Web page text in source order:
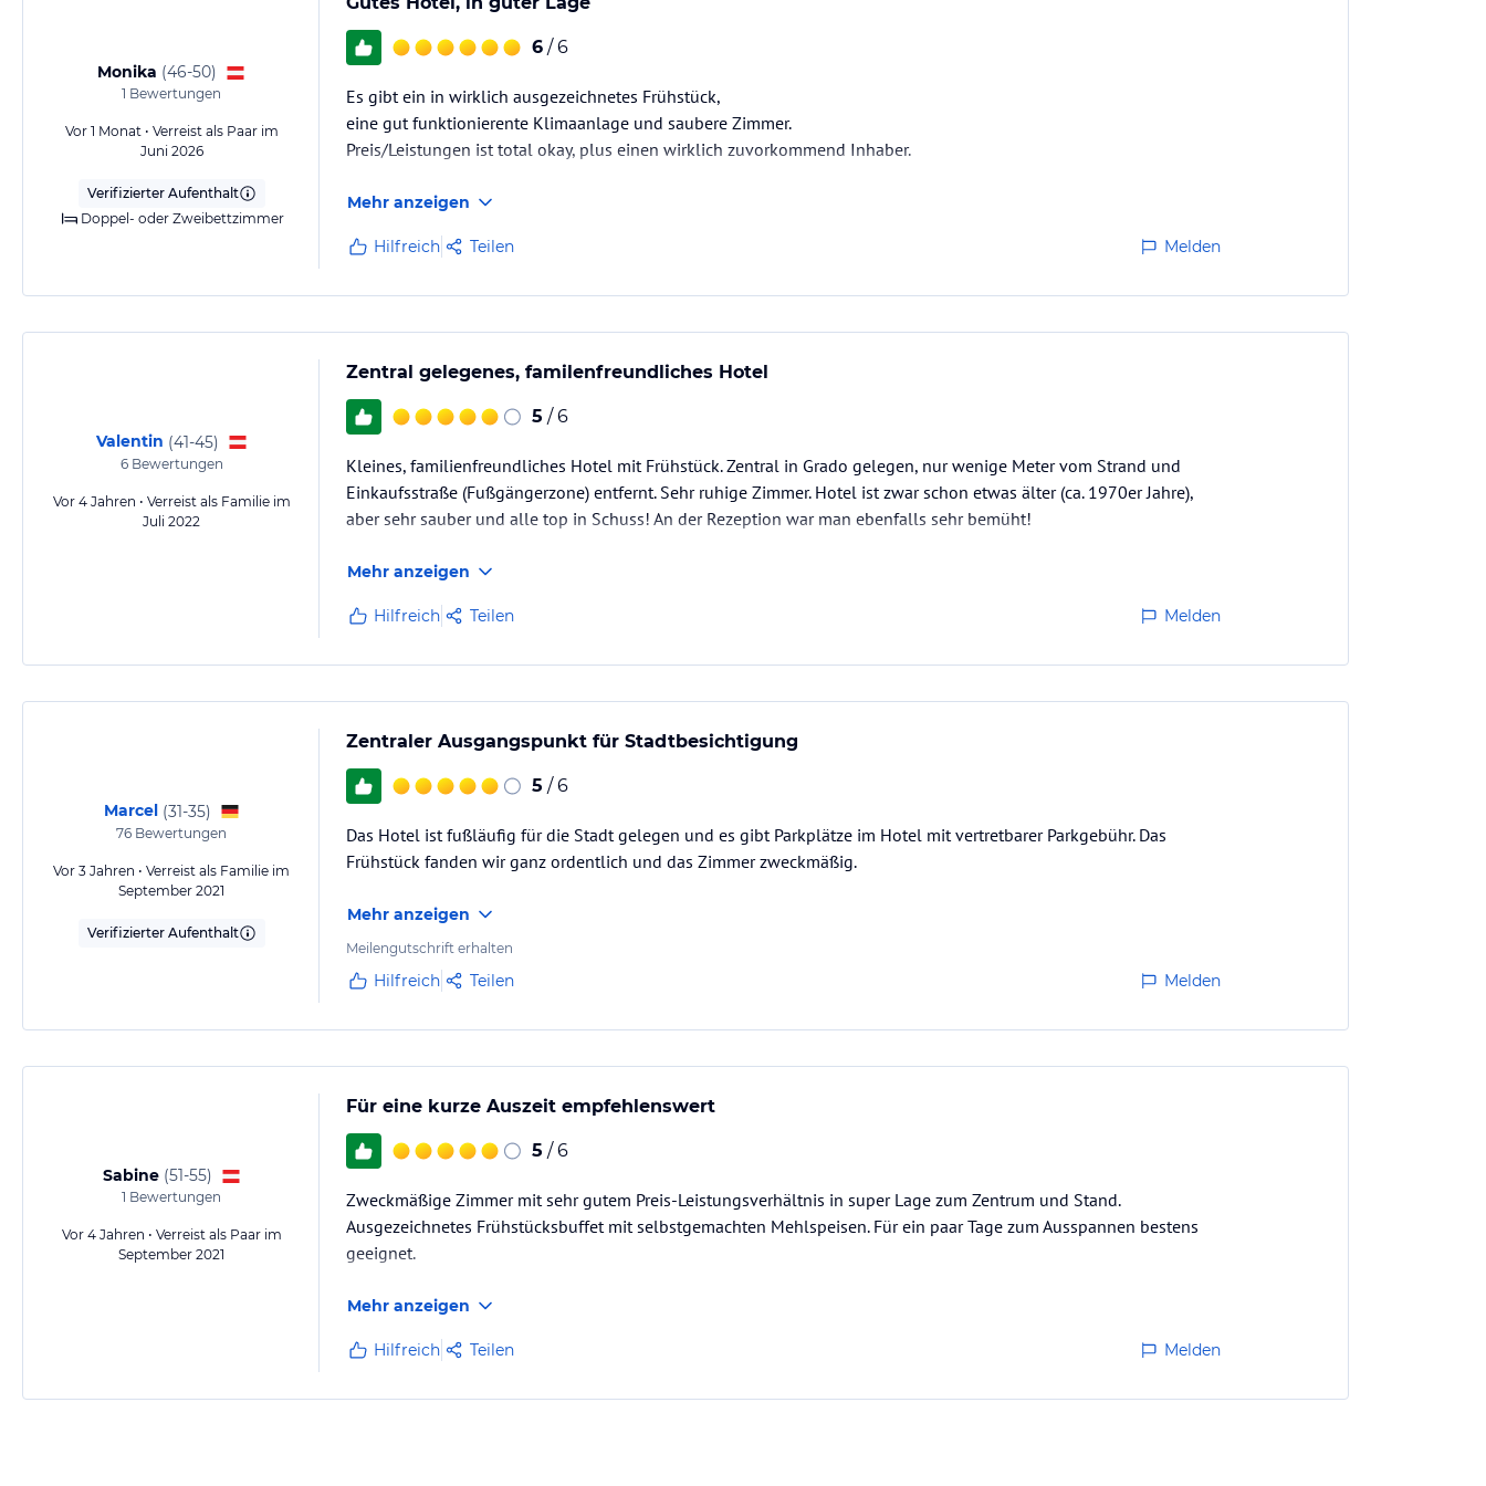
Monika (46-50)
1 Bewertungen
Vor 1 Monat • Verreist als Paar im
Juni 2026
Verifizierter Aufenthalt
Doppel- oder Zweibettzimmer
6 / 6
Es gibt ein in wirklich ausgezeichnetes Frühstück,
eine gut funktionierente Klimaanlage und saubere Zimmer.
Preis/Leistungen ist total okay, plus einen wirklich zuvorkommend Inhaber.
Mehr anzeigen
Hilfreich Teilen Melden
Valentin (41-45)
6Bewertungen
Vor 4 Jahren • Verreist als Familie im
Juli 2022
Zentral gelegenes, familenfreundliches Hotel
5 / 6
Kleines, familienfreundliches Hotel mit Frühstück. Zentral in Grado gelegen, nur wenige Meter vom Strand und
Einkaufsstraße (Fußgängerzone) entfernt. Sehr ruhige Zimmer. Hotel ist zwar schon etwas älter (ca. 1970er Jahre),
aber sehr sauber und alle top in Schuss! An der Rezeption war man ebenfalls sehr bemüht!
Mehr anzeigen
Hilfreich Teilen Melden
Marcel (31-35)
76 Bewertungen
Vor 3 Jahren • Verreist als Familie im
September 2021
Verifizierter Aufenthalt
Zentraler Ausgangspunkt für Stadtbesichtigung
5 / 6
Das Hotel ist fußläufig für die Stadt gelegen und es gibt Parkplätze im Hotel mit vertretbarer Parkgebühr. Das
Frühstück fanden wir ganz ordentlich und das Zimmer zweckmäßig.
Mehr anzeigen
Meilengutschrift erhalten
Hilfreich Teilen Melden
Sabine (51-55)
1 Bewertungen
Vor 4 Jahren • Verreist als Paar im
September 2021
Für eine kurze Auszeit empfehlenswert
5 / 6
Zweckmäßige Zimmer mit sehr gutem Preis-Leistungsverhältnis in super Lage zum Zentrum und Stand.
Ausgezeichnetes Frühstücksbuffet mit selbstgemachten Mehlspeisen. Für ein paar Tage zum Ausspannen bestens
geeignet.
Mehr anzeigen
Hilfreich Teilen Melden